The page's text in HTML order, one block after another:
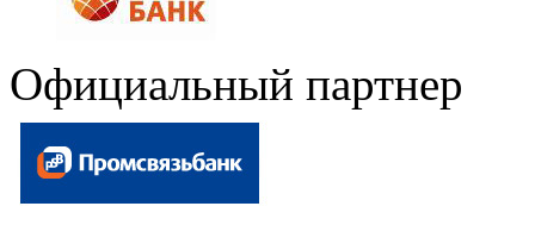
Официальный партнер